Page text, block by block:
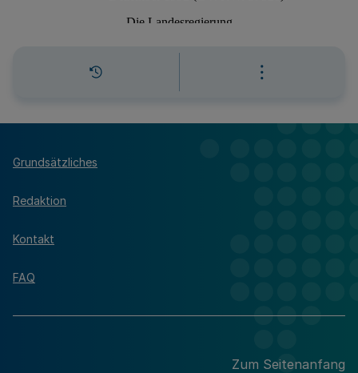
Grundsätzliches
Redaktion
Kontakt
FAQ
Zum Seitenanfang